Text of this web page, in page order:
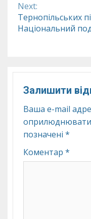
Next:
Тернопільських
Національний
Залишити
Ваша e-mail
позначені *
Коментар *